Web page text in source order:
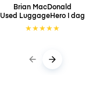
Brian MacDonald
Used LuggageHero I dag
★★★★★